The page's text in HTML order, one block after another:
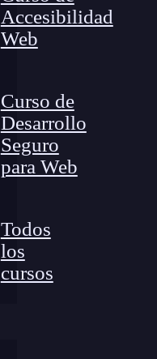
Accesibilidad
Web
Curso de
Desarrollo
Seguro
para Web
Todos
los
cursos